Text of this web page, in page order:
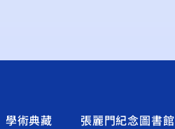
學術典藏 張麗門紀念圖書館